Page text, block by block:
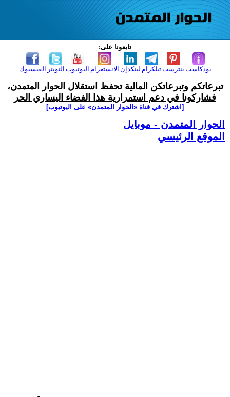
تابعونا على:
الفيسبوك التويتر اليوتيوب الانستغرام لينكدإن تيلكرامبنترست بودكاست
تبرعاتكم وتبرعاتكن المالية تحفظ استقلال الحوار المتمدن،
فشاركونا في دعم استمرارية هذا الفضاء اليساري الحر
[اشترك في قناة ‫«الحوار المتمدن» على اليوتيوب]
الحوار المتمدن - موبايل
الموقع الرئيسي